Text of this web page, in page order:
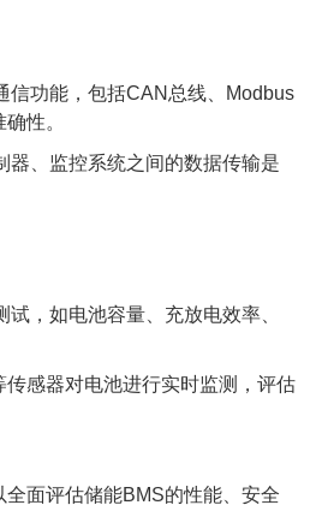
信功能，包括CAN总线、Modbus
性。
器、监控系统之间的数据传输是
，如电池容量、充放电效率、
感器对电池进行实时监测，评估
面评估储能BMS的性能、安全